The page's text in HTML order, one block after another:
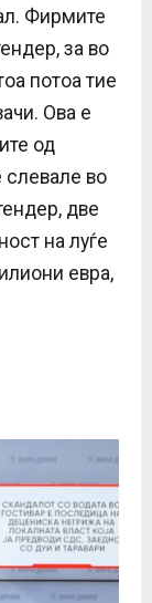
Фирмите
за во
потоа тие
Ова е
од
во
две
на луѓе
евра,